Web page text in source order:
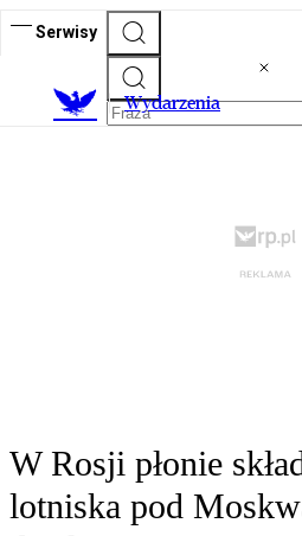
Serwisy
Wydarzenia
W Rosji płonie
lotniska pod